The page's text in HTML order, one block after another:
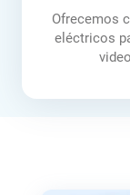
Ofrecemos
eléctricos